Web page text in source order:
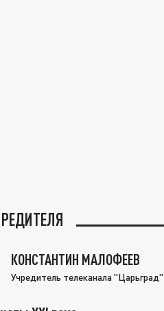
КОНСТАНТИН МАЛОФЕЕВ
Учредитель телеканала "Царьград"